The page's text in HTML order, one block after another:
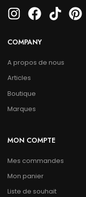
COMPANY
A propos de nous
Articles
Boutique
Marques
MON COMPTE
Mes commandes
Mon panier
Liste de souhait